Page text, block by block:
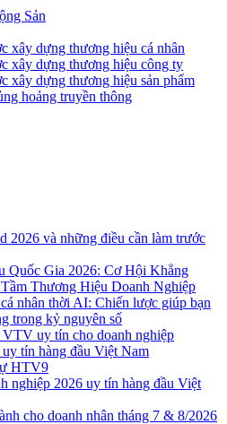
Sản
xây dựng thương hiệu cá nhân
xây dựng thương hiệu công ty
xây dựng thương hiệu sản phẩm
hoảng truyền thông
2026 và những điều cần làm trước
Quốc Gia 2026: Cơ Hội Khẳng
Thương Hiệu Doanh Nghiệp
nhân thời AI: Chiến lược giúp bạn
trong kỷ nguyên số
uy tín cho doanh nghiệp
tín hàng đầu Việt Nam
HTV9
nghiệp 2026 uy tín hàng đầu Việt
cho doanh nhân tháng 7 & 8/2026